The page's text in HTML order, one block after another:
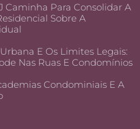
Caminha Para Consolidar A
Sobre A
E Os Limites Legais:
Nas Ruas E Condomínios
Condominiais E A